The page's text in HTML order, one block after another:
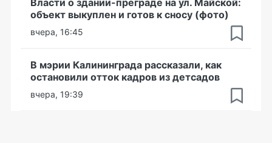
Власти о здании-преграде на ул. Майской:
объект выкуплен и готов к сносу (фото)
вчера, 16:45
В мэрии Калининграда рассказали, как
остановили отток кадров из детсадов
вчера, 19:39